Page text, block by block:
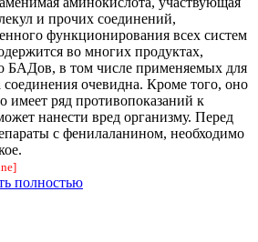
и прочих соединений,
функционирования всех систем
во многих продуктах,
БАДов, в том числе применяемых для
соединения очевидна. Кроме того, оно
имеет ряд противопоказаний к
нанести вред организму. Перед
с фенилаланином, необходимо
полностью